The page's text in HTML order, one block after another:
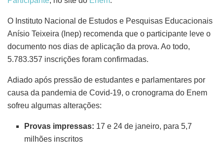
O Instituto Nacional de Estudos e Pesquisas Educacionais
Anísio Teixeira (Inep) recomenda que o participante leve o
documento nos dias de aplicação da prova. Ao todo,
5.783.357 inscrições foram confirmadas.
Adiado após pressão de estudantes e parlamentares por
causa da pandemia de Covid-19, o cronograma do Enem
sofreu algumas alterações:
Provas impressas: 17 e 24 de janeiro, para 5,7
milhões inscritos